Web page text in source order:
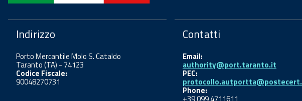
Indirizzo
Porto Mercantile Molo S. Cataldo
Taranto (TA) - 74123
Codice Fiscale:
90048270731
Contatti
Email:
authority@port.taranto.it
PEC:
Phone: